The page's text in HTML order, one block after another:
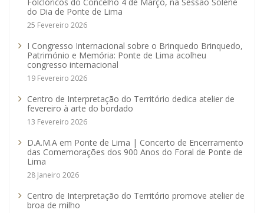
do Dia de Ponte de Lima
25 Fevereiro 2026
I Congresso Internacional sobre o Brinquedo Brinquedo,
Património e Memória: Ponte de Lima acolheu
congresso internacional
19 Fevereiro 2026
Centro de Interpretação do Território dedica atelier de
fevereiro à arte do bordado
13 Fevereiro 2026
D.A.M.A em Ponte de Lima | Concerto de Encerramento
das Comemorações dos 900 Anos do Foral de Ponte de
Lima
28 Janeiro 2026
Centro de Interpretação do Território promove atelier de
broa de milho